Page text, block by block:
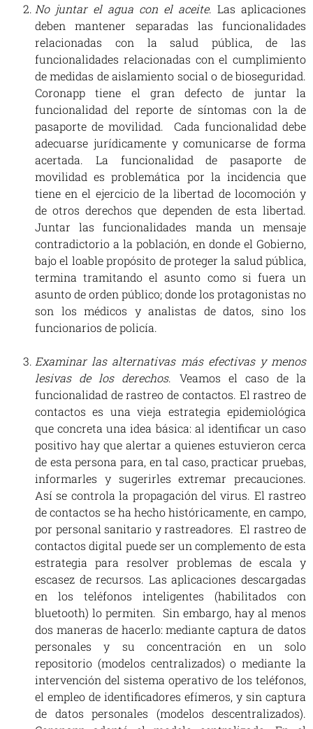
No juntar el agua con el aceite. Las aplicaciones
deben mantener separadas las funcionalidades
relacionadas con la salud pública, de las
funcionalidades relacionadas con el cumplimiento
de medidas de aislamiento social o de bioseguridad.
Coronapp tiene el gran defecto de juntar la
funcionalidad del reporte de síntomas con la de
pasaporte de movilidad. Cada funcionalidad debe
adecuarse jurídicamente y comunicarse de forma
acertada. La funcionalidad de pasaporte de
movilidad es problemática por la incidencia que
tiene en el ejercicio de la libertad de locomoción y
de otros derechos que dependen de esta libertad.
Juntar las funcionalidades manda un mensaje
contradictorio a la población, en donde el Gobierno,
bajo el loable propósito de proteger la salud pública,
termina tramitando el asunto como si fuera un
asunto de orden público; donde los protagonistas no
son los médicos y analistas de datos, sino los
funcionarios de policía.
Examinar las alternativas más efectivas y menos
lesivas de los derechos. Veamos el caso de la
funcionalidad de rastreo de contactos. El rastreo de
contactos es una vieja estrategia epidemiológica
que concreta una idea básica: al identificar un caso
positivo hay que alertar a quienes estuvieron cerca
de esta persona para, en tal caso, practicar pruebas,
informarles y sugerirles extremar precauciones.
Así se controla la propagación del virus. El rastreo
de contactos se ha hecho históricamente, en campo,
por personal sanitario y rastreadores. El rastreo de
contactos digital puede ser un complemento de esta
estrategia para resolver problemas de escala y
escasez de recursos. Las aplicaciones descargadas
en los teléfonos inteligentes (habilitados con
bluetooth) lo permiten. Sin embargo, hay al menos
dos maneras de hacerlo: mediante captura de datos
personales y su concentración en un solo
repositorio (modelos centralizados) o mediante la
intervención del sistema operativo de los teléfonos,
el empleo de identificadores efímeros, y sin captura
de datos personales (modelos descentralizados).